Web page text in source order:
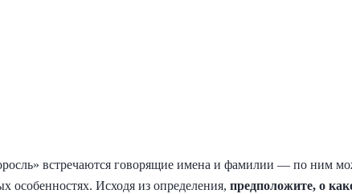
встречаются говорящие имена и фамилии — по ним
особенностях. Исходя из определения, предположите, о